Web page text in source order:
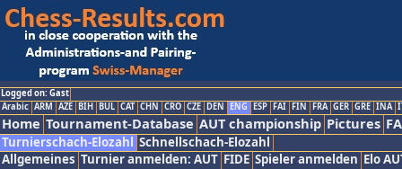
Logged on: Gast
Arabic ARM AZE BIH BUL CAT CHN CRO CZE DEN ENG ESP FAI FIN FRA GER GRE INA
Home Tournament-Database AUT championship Pictures
Turnierschach-Elozahl Schnellschach-Elozahl
Allgemeines Turnier anmelden: AUT FIDE Spieler anmelden Elo